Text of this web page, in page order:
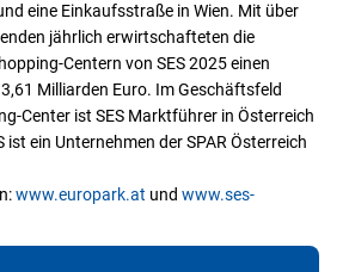
eine Einkaufsstraße in Wien. Mit über
jährlich erwirtschafteten die
Centern von SES 2025 einen
Milliarden Euro. Im Geschäftsfeld
Center ist SES Marktführer in Österreich
ist ein Unternehmen der SPAR Österreich
www.europark.at und www.ses-